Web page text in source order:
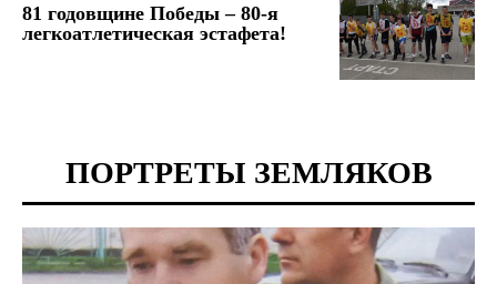
81 годовщине Победы – 80-я
легкоатлетическая эстафета!
ПОРТРЕТЫ ЗЕМЛЯКОВ